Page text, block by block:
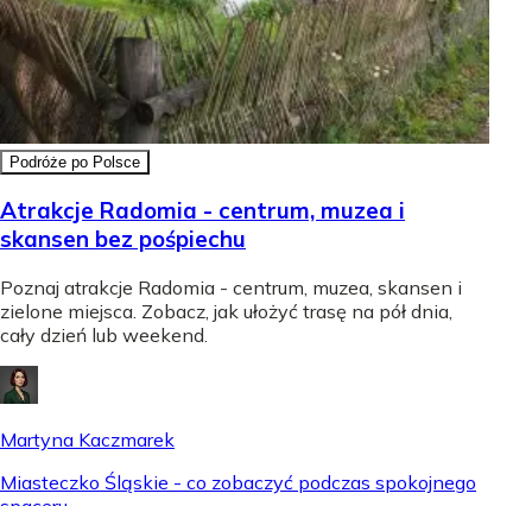
Podróże po Polsce
Atrakcje Radomia - centrum, muzea i
skansen bez pośpiechu
Poznaj atrakcje Radomia - centrum, muzea, skansen i
zielone miejsca. Zobacz, jak ułożyć trasę na pół dnia,
cały dzień lub weekend.
Martyna Kaczmarek
Miasteczko Śląskie - co zobaczyć podczas spokojnego